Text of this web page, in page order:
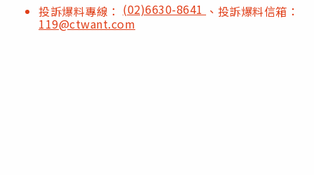
投訴爆料專線： (02)6630-8641 、投訴爆料信箱：
119@ctwant.com